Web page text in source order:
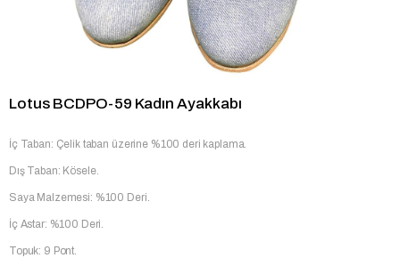
Lotus BCDPO-59 Kadın Ayakkabı
İç Taban: Çelik taban üzerine %100 deri kaplama.
Dış Taban: Kösele.
Saya Malzemesi: %100 Deri.
İç Astar: %100 Deri.
Topuk: 9 Pont.